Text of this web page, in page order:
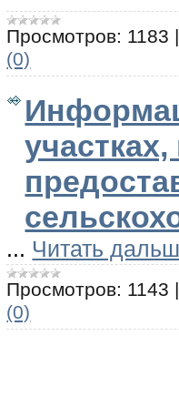
Просмотров: 1183
(0)
... Читать
Просмотров: 1143
(0)